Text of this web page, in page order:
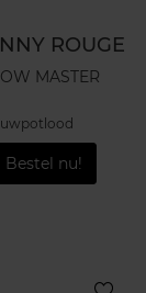
ROUGE
MASTER
Bestel nu!